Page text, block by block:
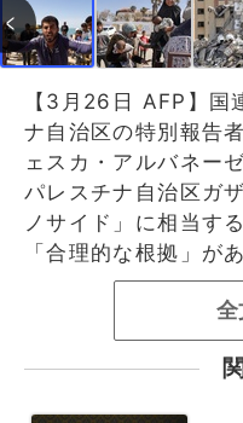
【3月26日 AFP】国
ナ自治区の特別報告
ェスカ・アルバネー
パレスチナ自治区ガ
ノサイド」に相当す
「合理的な根拠」が
全